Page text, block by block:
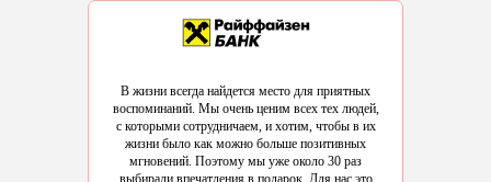
В жизни всегда найдется место для приятных
воспоминаний. Мы очень ценим всех тех людей,
с которыми сотрудничаем, и хотим, чтобы в их
жизни было как можно больше позитивных
мгновений. Поэтому мы уже около 30 раз